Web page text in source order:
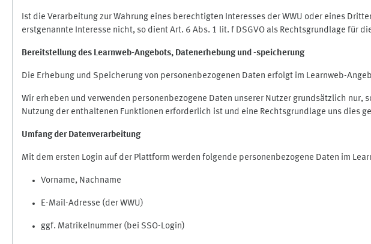
Ist die Verarbeitung zur Wahrung eines berechtigten Interesses der WWU oder eines
erstgenannte Interesse nicht, so dient Art. 6 Abs. 1 lit. f DSGVO als Rechtsgrundlage
Bereitstellung des Learnweb-Angebots, Datenerhebung und -speicherung
Die Erhebung und Speicherung von personenbezogenen Daten erfolgt im Learnweb-
Wir erheben und verwenden personenbezogene Daten unserer Nutzer grundsätzlich
Nutzung der enthaltenen Funktionen erforderlich ist und eine Rechtsgrundlage uns dies
Umfang der Datenverarbeitung
Mit dem ersten Login auf der Plattform werden folgende personenbezogene Daten im
Vorname, Nachname
E-Mail-Adresse (der WWU)
ggf. Matrikelnummer (bei SSO-Login)